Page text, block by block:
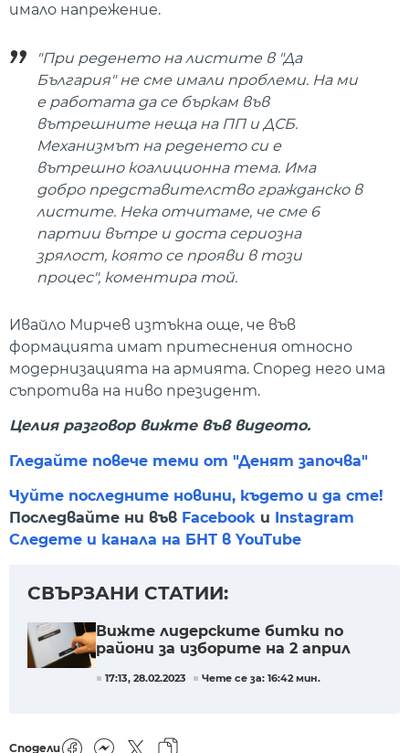
имало напрежение.
"При реденето на листите в "Да
България" не сме имали проблеми. На ми
е работата да се бъркам във
вътрешните неща на ПП и ДСБ.
Механизмът на реденето си е
вътрешно коалиционна тема. Има
добро представителство гражданско в
листите. Нека отчитаме, че сме 6
партии вътре и доста сериозна
зрялост, която се прояви в този
процес", коментира той.
Ивайло Мирчев изтъкна още, че във
формацията имат притеснения относно
модернизацията на армията. Според него има
съпротива на ниво президент.
Целия разговор вижте във видеото.
Гледайте повече теми от "Денят започва"
Чуйте последните новини, където и да сте!
Последвайте ни във Facebook и
Instagram
Следете и канала на БНТ в YouTube
СВЪРЗАНИ СТАТИИ:
Вижте лидерските битки по
райони за изборите на 2 април
17:13, 28.02.2023 Чете се за: 16:42 мин.
Сподели